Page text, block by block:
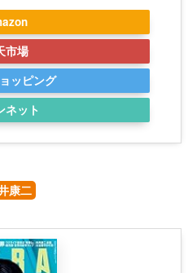
市場
ッピング
ネット
康二